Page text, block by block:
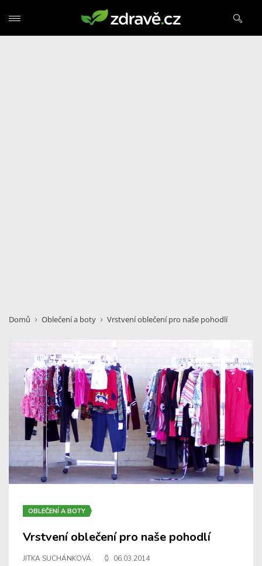
Domů Oblečení a boty Vrstvení oblečení pro naše pohodlí
OBLEČENÍ A BOTY
Vrstvení oblečení pro naše pohodlí
JITKA SUCHÁNKOVÁ 06.03.2014